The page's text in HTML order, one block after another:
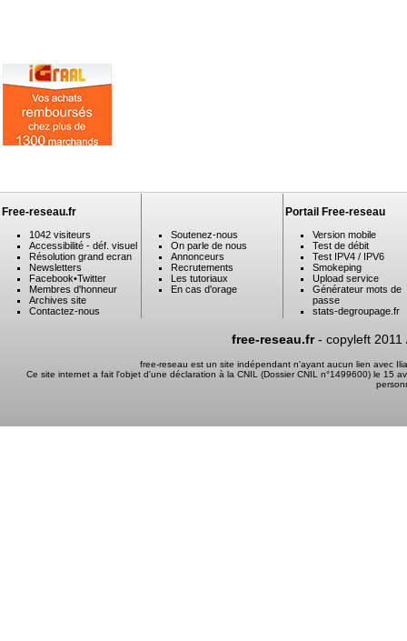
Free-reseau.fr
1042 visiteurs
Accessibilité - déf. visuel
Résolution grand ecran
Newsletters
Facebook•Twitter
Membres d'honneur
Archives site
Contactez-nous
Soutenez-nous
On parle de nous
Annonceurs
Recrutements
Les tutoriaux
En cas d'orage
Portail Free-reseau
Version mobile
Test de débit
Test IPV4 / IPV6
Smokeping
Upload service
Générateur mots de
passe
stats-degroupage.fr
free-reseau.fr- copyleft 2011
free-reseau est un site indépendant n'ayant aucun lien avec
Ce site internet a fait l'objet d'une déclaration à la CNIL (Dossier CNIL n°1499600) le 15